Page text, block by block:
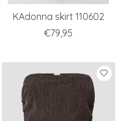
KAdonna skirt 110602
€79,95